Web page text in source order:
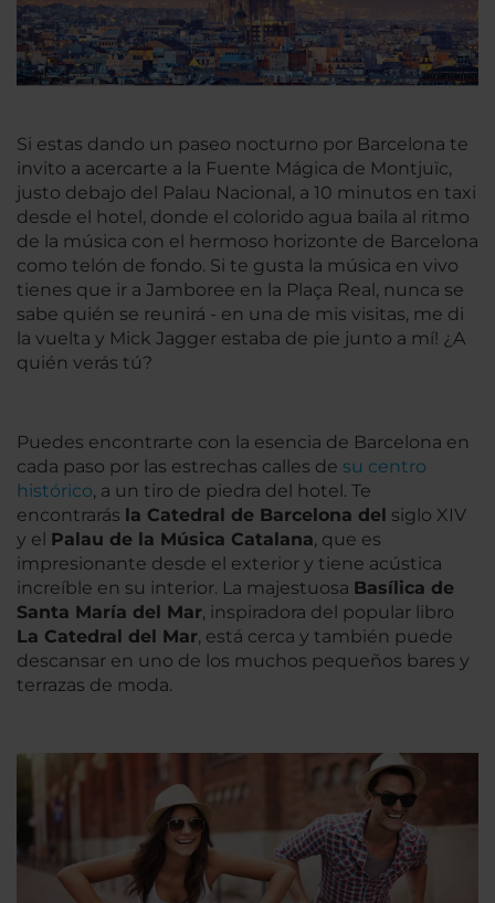
Si estas dando un paseo nocturno por Barcelona te
invito a acercarte a la Fuente Mágica de Montjuïc,
justo debajo del Palau Nacional, a 10 minutos en taxi
desde el hotel, donde el colorido agua baila al ritmo
de la música con el hermoso horizonte de Barcelona
como telón de fondo. Si te gusta la música en vivo
tienes que ir a Jamboree en la Plaça Real, nunca se
sabe quién se reunirá - en una de mis visitas, me di
la vuelta y Mick Jagger estaba de pie junto a mí! ¿A
quién verás tú?
Puedes encontrarte con la esencia de Barcelona en
cada paso por las estrechas calles de su centro
histórico, a un tiro de piedra del hotel. Te
encontrarás la Catedral de Barcelona del siglo XIV
y el Palau de la Música Catalana, que es
impresionante desde el exterior y tiene acústica
increíble en su interior. La majestuosa Basílica de
Santa María del Mar, inspiradora del popular libro
La Catedral del Mar, está cerca y también puede
descansar en uno de los muchos pequeños bares y
terrazas de moda.